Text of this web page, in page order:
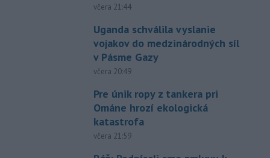
včera 21:44
Uganda schválila vyslanie
vojakov do medzinárodných síl
v Pásme Gazy
včera 20:49
Pre únik ropy z tankera pri
Ománe hrozí ekologická
katastrofa
včera 21:59